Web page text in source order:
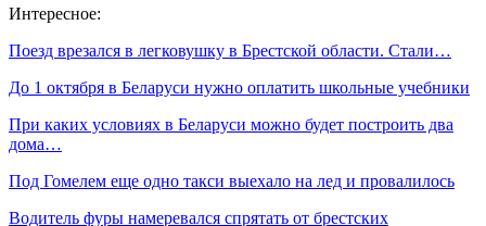
Интересное:
Поезд врезался в легковушку в Брестской области. Стали…
До 1 октября в Беларуси нужно оплатить школьные учебники
При каких условиях в Беларуси можно будет построить два
дома…
Под Гомелем еще одно такси выехало на лед и провалилось
Водитель фуры намеревался спрятать от брестских